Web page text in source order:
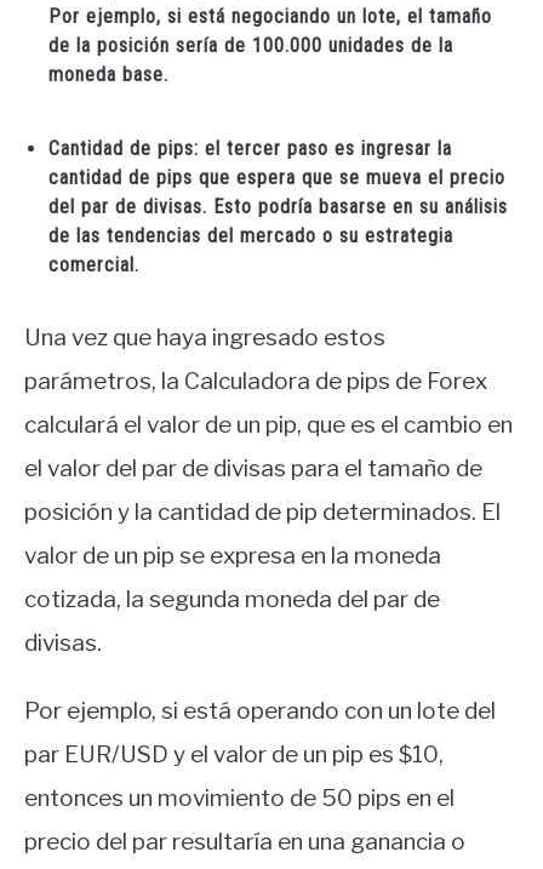
Por ejemplo, si está negociando un lote, el tamaño
de la posición sería de 100.000 unidades de la
moneda base.
Cantidad de pips: el tercer paso es ingresar la
cantidad de pips que espera que se mueva el precio
del par de divisas. Esto podría basarse en su análisis
de las tendencias del mercado o su estrategia
comercial.
Una vez que haya ingresado estos
parámetros, la Calculadora de pips de Forex
calculará el valor de un pip, que es el cambio en
el valor del par de divisas para el tamaño de
posición y la cantidad de pip determinados. El
valor de un pip se expresa en la moneda
cotizada, la segunda moneda del par de
divisas.
Por ejemplo, si está operando con un lote del
par EUR/USD y el valor de un pip es $10,
entonces un movimiento de 50 pips en el
precio del par resultaría en una ganancia o